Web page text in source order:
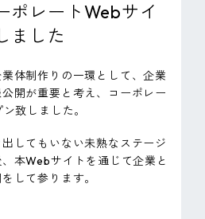
ポレートWebサイ
ました
体制作りの一環として、企業
開が重要と考え、コーポレー
致しました。
してもいない未熟なステージ
本Webサイトを通じて企業と
して参ります。